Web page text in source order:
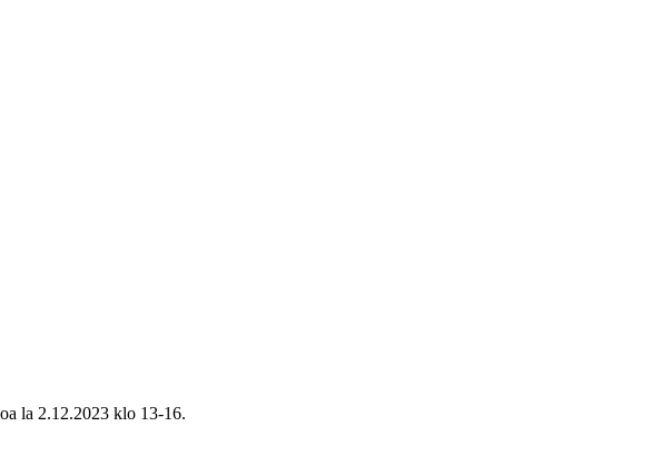
la 2.12.2023 klo 13-16.